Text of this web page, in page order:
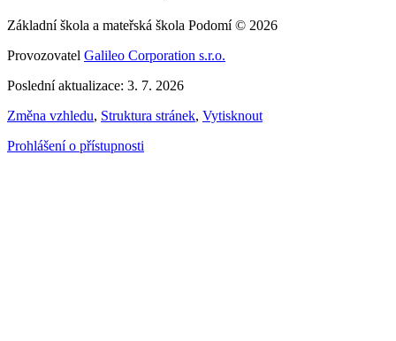
Základní škola a mateřská škola Podomí © 2026
Provozovatel Galileo Corporation s.r.o.
Poslední aktualizace: 3. 7. 2026
Změna vzhledu, Struktura stránek, Vytisknout
Prohlášení o přístupnosti